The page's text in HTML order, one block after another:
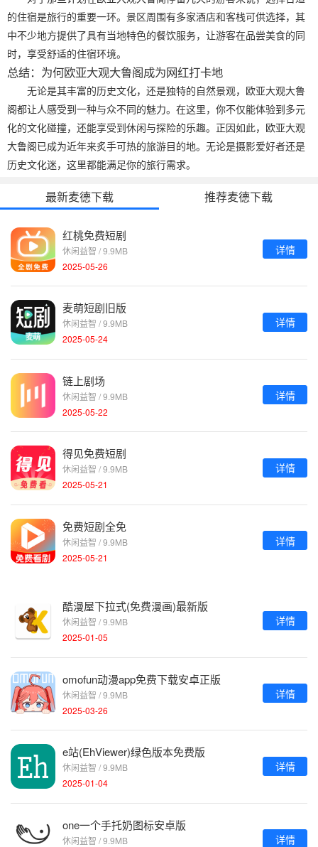
的住宿是旅行的重要一环。景区周围有多家酒店和客栈可供选择，其
中不少地方提供了具有当地特色的餐饮服务，让游客在品尝美食的同
时，享受舒适的住宿环境。
总结：为何欧亚大观大鲁阁成为网红打卡地
无论是其丰富的历史文化，还是独特的自然景观，欧亚大观大鲁
阁都让人感受到一种与众不同的魅力。在这里，你不仅能体验到多元
化的文化碰撞，还能享受到休闲与探险的乐趣。正因如此，欧亚大观
大鲁阁已成为近年来炙手可热的旅游目的地。无论是摄影爱好者还是
历史文化迷，这里都能满足你的旅行需求。
最新麦德下载 推荐麦德下载
红桃免费短剧
休闲益智 / 9.9MB
2025-05-26
详情
麦萌短剧旧版
休闲益智 / 9.9MB
2025-05-24
详情
链上剧场
休闲益智 / 9.9MB
2025-05-22
详情
得见免费短剧
休闲益智 / 9.9MB
2025-05-21
详情
免费短剧全免
休闲益智 / 9.9MB
2025-05-21
详情
酷漫屋下拉式(免费漫画)最新版
休闲益智 / 9.9MB
2025-01-05
详情
omofun动漫app免费下载安卓正版
休闲益智 / 9.9MB
2025-03-26
详情
e站(EhViewer)绿色版本免费版
休闲益智 / 9.9MB
2025-01-04
详情
one一个手托奶图标安卓版
休闲益智 / 9.9MB
详情